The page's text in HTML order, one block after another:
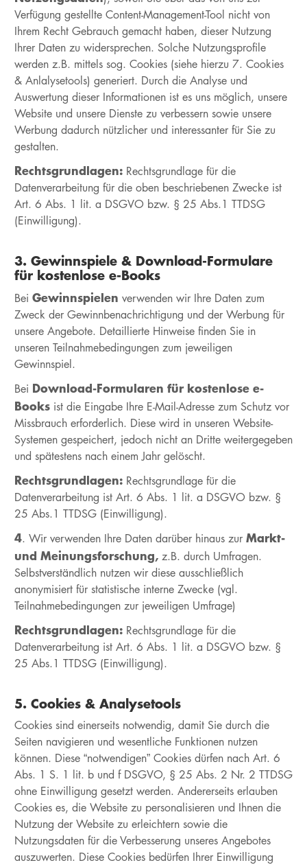
Verfügung gestellte Content-Management-Tool nicht von
Ihrem Recht Gebrauch gemacht haben, dieser Nutzung
Ihrer Daten zu widersprechen. Solche Nutzungsprofile
werden z.B. mittels sog. Cookies (siehe hierzu 7. Cookies
& Anlalysetools) generiert. Durch die Analyse und
Auswertung dieser Informationen ist es uns möglich, unsere
Website und unsere Dienste zu verbessern sowie unsere
Werbung dadurch nützlicher und interessanter für Sie zu
gestalten.
Rechtsgrundlagen: Rechtsgrundlage für die
Datenverarbeitung für die oben beschriebenen Zwecke ist
Art. 6 Abs. 1 lit. a DSGVO bzw. § 25 Abs.1 TTDSG
(Einwilligung).
3. Gewinnspiele & Download-Formulare
für kostenlose e-Books
Bei Gewinnspielen verwenden wir Ihre Daten zum
Zweck der Gewinnbenachrichtigung und der Werbung für
unsere Angebote. Detaillierte Hinweise finden Sie in
unseren Teilnahmebedingungen zum jeweiligen
Gewinnspiel.
Bei Download-Formularen für kostenlose e-
Booksist die Eingabe Ihre E-Mail-Adresse zum Schutz vor
Missbrauch erforderlich. Diese wird in unseren Website-
Systemen gespeichert, jedoch nicht an Dritte weitergegeben
und spätestens nach einem Jahr gelöscht.
Rechtsgrundlagen:Rechtsgrundlage für die
Datenverarbeitung ist Art. 6 Abs. 1 lit. a DSGVO bzw. §
25 Abs.1 TTDSG (Einwilligung).
4. Wir verwenden Ihre Daten darüber hinaus zur Markt-
und Meinungsforschung, z.B. durch Umfragen.
Selbstverständlich nutzen wir diese ausschließlich
anonymisiert für statistische interne Zwecke (vgl.
Teilnahmebedingungen zur jeweiligen Umfrage)
Rechtsgrundlagen: Rechtsgrundlage für die
Datenverarbeitung ist Art. 6 Abs. 1 lit. a DSGVO bzw. §
25 Abs.1 TTDSG (Einwilligung).
5. Cookies & Analysetools
Cookies sind einerseits notwendig, damit Sie durch die
Seiten navigieren und wesentliche Funktionen nutzen
können. Diese “notwendigen” Cookies dürfen nach Art. 6
Abs. 1 S. 1 lit. b und f DSGVO, § 25 Abs. 2 Nr. 2 TTDSG
ohne Einwilligung gesetzt werden. Andererseits erlauben
Cookies es, die Website zu personalisieren und Ihnen die
Nutzung der Website zu erleichtern sowie die
Nutzungsdaten für die Verbesserung unseres Angebotes
auszuwerten. Diese Cookies bedürfen Ihrer Einwilligung